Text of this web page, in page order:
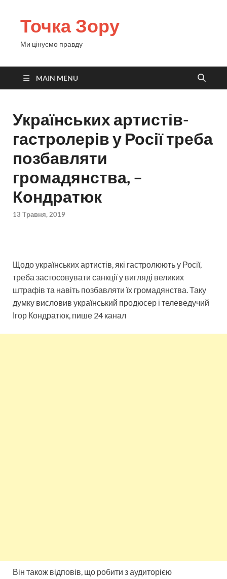
Точка Зору
Ми цінуємо правду
MAIN MENU
Українських артистів-
гастролерів у Росії треба
позбавляти
громадянства, –
Кондратюк
13 Травня, 2019
Щодо українських артистів, які гастролюють у Росії,
треба застосовувати санкції у вигляді великих
штрафів та навіть позбавляти їх громадянства. Таку
думку висловив український продюсер і телеведучий
Ігор Кондратюк, пише 24 канал
Він також відповів, що робити з аудиторією